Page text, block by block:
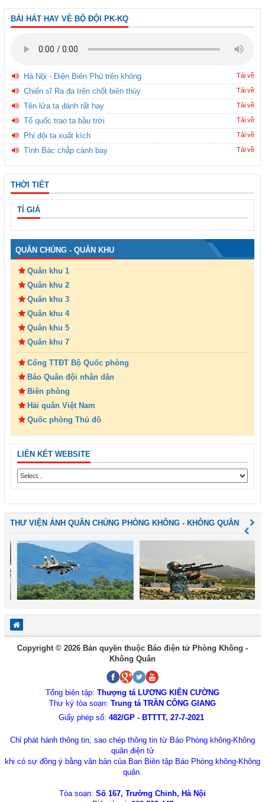
BÀI HÁT HAY VỀ BỘ ĐỘI PK-KQ
Hà Nội - Điện Biên Phủ trên không Tải về
Chiến sĩ Ra đa trên chốt biên thùy Tải về
Tên lửa ta đánh rất hay Tải về
Tổ quốc trao ta bầu trời Tải về
Phi đội ta xuất kích Tải về
Tình Bác chắp cánh bay Tải về
THỜI TIẾT
TỈ GIÁ
QUÂN CHỦNG - QUÂN KHU
Quân khu 1
Quân khu 2
Quân khu 3
Quân khu 4
Quân khu 5
Quân khu 7
Cổng TTĐT Bộ Quốc phòng
Báo Quân đội nhân dân
Biên phòng
Hải quân Việt Nam
Quốc phòng Thủ đô
LIÊN KẾT WEBSITE
THƯ VIỆN ẢNH QUÂN CHỦNG PHÒNG KHÔNG - KHÔNG QUÂN
Copyright © 2026 Bản quyền thuộc Báo điện tử Phòng Không -
Không Quân
Tổng biên tập: Thượng tá LƯƠNG KIÊN CƯỜNG
Thư ký tòa soạn: Trung tá TRẦN CÔNG GIANG
Giấy phép số: 482/GP - BTTTT, 27-7-2021
Chỉ phát hành thông tin, sao chép thông tin từ Báo Phòng không-Không
quân điện tử
khi có sự đồng ý bằng văn bản của Ban Biên tập Báo Phòng không-Không
quân.
Tòa soạn: Số 167, Trường Chinh, Hà Nội